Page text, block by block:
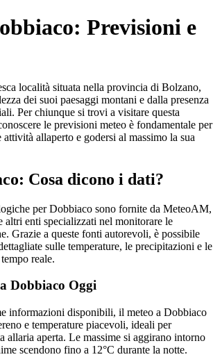
Previsioni e
località situata nella provincia di Bolzano,
dei suoi paesaggi montani e dalla presenza
Per chiunque si trovi a visitare questa
le previsioni meteo è fondamentale per
allaperto e godersi al massimo la sua
Cosa dicono i dati?
per Dobbiaco sono fornite da MeteoAM,
enti specializzati nel monitorare le
Grazie a queste fonti autorevoli, è possibile
sulle temperature, le precipitazioni e le
reale.
Dobbiaco Oggi
informazioni disponibili, il meteo a Dobbiaco
e temperature piacevoli, ideali per
allaria aperta. Le massime si aggirano intorno
scendono fino a 12°C durante la notte.